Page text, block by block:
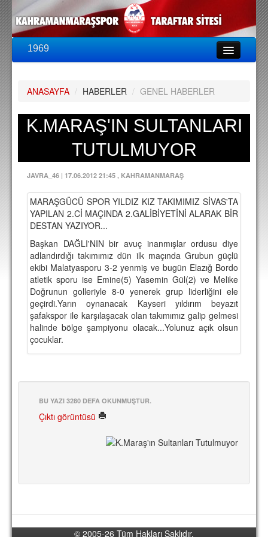
1969
PUAN DURUMU
FİKSTÜR
A TAKIM KADROSU
TEKNİK KADRO
TRANSFERLER
TARAFTAR
BİLETLER
DEPLASMAN
LİSANSLI ÜRÜNLER
MULTİMEDYA
FOTOĞRAF & VİDEOLAR
TARİHÇE
ANASAYFA / HABERLER / GENEL HABERLER
K.MARAŞ'IN SULTANLARI
TUTULMUYOR
JAVRA_46 | 17.06.2012 21:45 , KAHRAMANMARAŞ
MARAŞGÜCÜ SPOR YILDIZ KIZ TAKIMIMIZ SİVAS'TA
YAPILAN 2.Cİ MAÇINDA 2.GALİBİYETİNİ ALARAK BİR
DESTAN YAZIYOR...
Başkan DAĞLI'NIN bir avuç inanmışlar ordusu diye
adlandırdığı takımımız dün ilk maçında Grubun güçlü
ekibi Malatyasporu 3-2 yenmiş ve bugün Elazığ Bordo
atletik sporu ise Emine(5) Yasemin Gül(2) ve Melike
Doğrunun golleriyle 8-0 yenerek grup liderliğini ele
geçirdi.Yarın oynanacak Kayseri yıldırım beyazıt
şafakspor ile karşılaşacak olan takımımız galip gelmesi
halinde bölge şampiyonu olacak...Yolunuz açık olsun
çocuklar.
BU YAZI 3280 DEFA OKUNMUŞTUR.
Çıktı görüntüsü
© 2005-26 Tüm Hakları Saklıdır.